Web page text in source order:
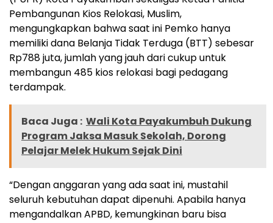
Pembangunan Kios Relokasi, Muslim,
mengungkapkan bahwa saat ini Pemko hanya
memiliki dana Belanja Tidak Terduga (BTT) sebesar
Rp788 juta, jumlah yang jauh dari cukup untuk
membangun 485 kios relokasi bagi pedagang
terdampak.
Baca Juga : Wali Kota Payakumbuh Dukung
Program Jaksa Masuk Sekolah, Dorong
Pelajar Melek Hukum Sejak Dini
“Dengan anggaran yang ada saat ini, mustahil
seluruh kebutuhan dapat dipenuhi. Apabila hanya
mengandalkan APBD, kemungkinan baru bisa